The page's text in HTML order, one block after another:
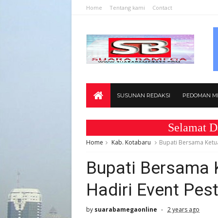
Home Tentang kami Contact
SUSUNAN REDAKSI PEDOMAN
Selamat
Home Kab. Kotabaru Bupati Bersama
Bupati Bersama
Hadiri Event
by suarabamegaonline 2 years ago